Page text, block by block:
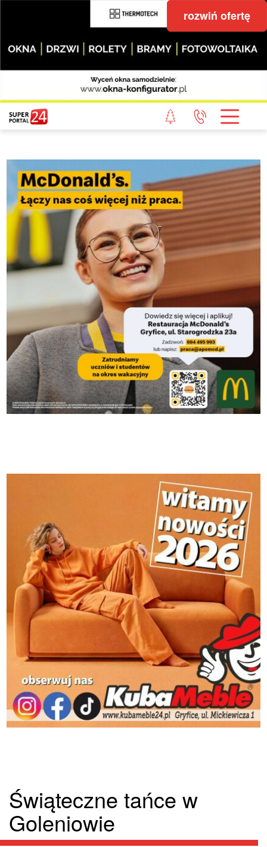
rozwiń ofertę
Świąteczne tańce w
Goleniowie
STRONA GŁÓWNA
POWIAT GRYFICKI
WIADOMOŚCI Z LASU
STUDIO SUPERPORTALU
KONTAKT
REDAKCJA
REGULAMIN